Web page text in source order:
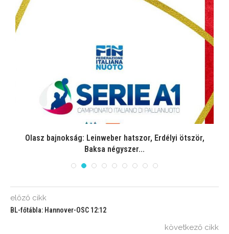
Olasz bajnokság: Leinweber hatszor, Erdélyi ötször,
Baksa négyszer...
előző cikk
BL-főtábla: Hannover-OSC 12:12
következő cikk